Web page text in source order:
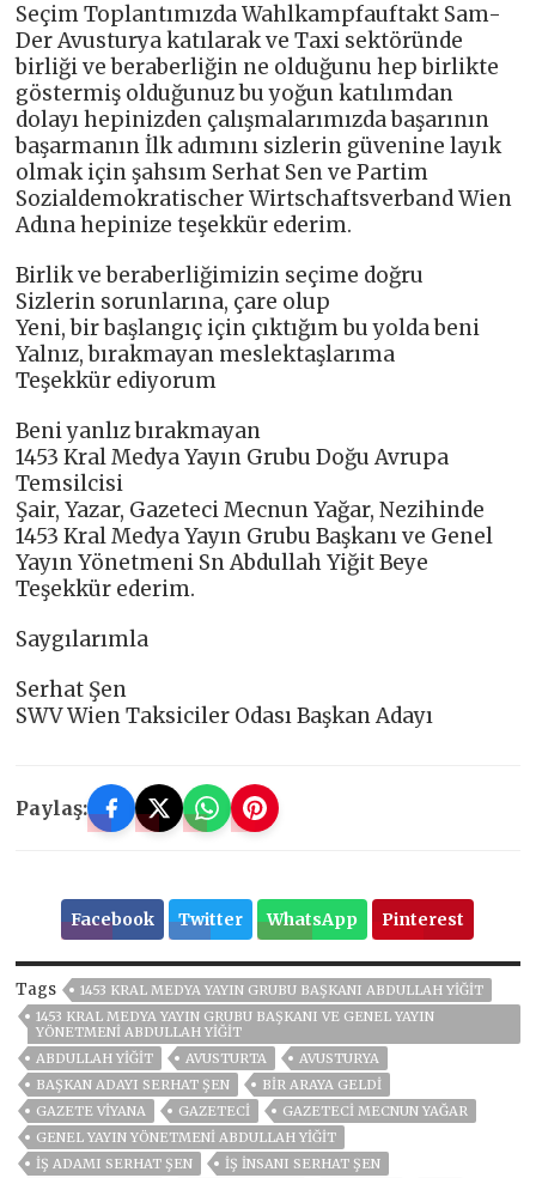
Seçim Toplantımızda Wahlkampfauftakt Sam-
Der Avusturya katılarak ve Taxi sektöründe
birliği ve beraberliğin ne olduğunu hep birlikte
göstermiş olduğunuz bu yoğun katılımdan
dolayı hepinizden çalışmalarımızda başarının
başarmanın İlk adımını sizlerin güvenine layık
olmak için şahsım Serhat Sen ve Partim
Sozialdemokratischer Wirtschaftsverband Wien
Adına hepinize teşekkür ederim.
Birlik ve beraberliğimizin seçime doğru
Sizlerin sorunlarına, çare olup
Yeni, bir başlangıç için çıktığım bu yolda beni
Yalnız, bırakmayan meslektaşlarıma
Teşekkür ediyorum
Beni yanlız bırakmayan
1453 Kral Medya Yayın Grubu Doğu Avrupa
Temsilcisi
Şair, Yazar, Gazeteci Mecnun Yağar, Nezihinde
1453 Kral Medya Yayın Grubu Başkanı ve Genel
Yayın Yönetmeni Sn Abdullah Yiğit Beye
Teşekkür ederim.
Saygılarımla
Serhat Şen
SWV Wien Taksiciler Odası Başkan Adayı
Paylaş:
Facebook Twitter WhatsApp Pinterest
Tags
1453 KRAL MEDYA YAYIN GRUBU BAŞKANI ABDULLAH YIĞIT
1453 KRAL MEDYA YAYIN GRUBU BAŞKANI VE GENEL YAYIN
YÖNETMENI ABDULLAH YIĞIT
ABDULLAH YIĞIT
AVUSTURTA
AVUSTURYA
BAŞKAN ADAYI SERHAT ŞEN
BIR ARAYA GELDI
GAZETE VIYANA
GAZETECİ
GAZETECI MECNUN YAĞAR
GENEL YAYIN YÖNETMENI ABDULLAH YIĞIT
IŞ ADAMI SERHAT ŞEN
IŞ INSANI SERHAT ŞEN